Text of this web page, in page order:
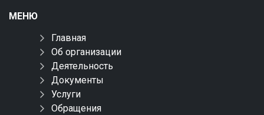
МЕНЮ
Главная
Об организации
Деятельность
Документы
Услуги
Обращения